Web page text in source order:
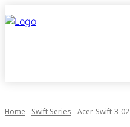
Home Swift Series Acer-Swift-3-02